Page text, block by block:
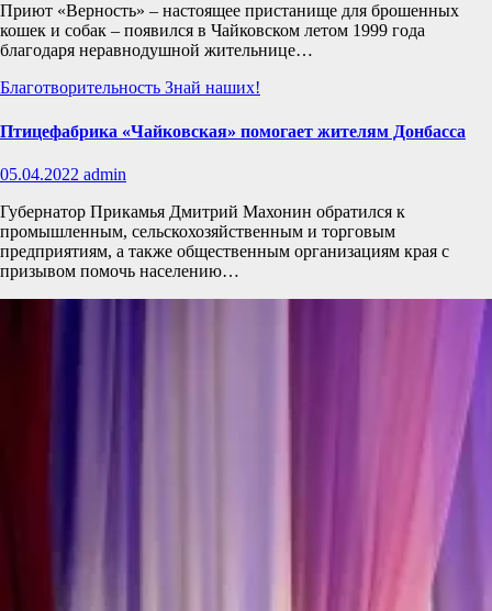
Приют «Верность» – настоящее пристанище для брошенных
кошек и собак – появился в Чайковском летом 1999 года
благодаря неравнодушной жительнице…
Благотворительность Знай наших!
Птицефабрика «Чайковская» помогает жителям Донбасса
05.04.2022 admin
Губернатор Прикамья Дмитрий Махонин обратился к
промышленным, сельскохозяйственным и торговым
предприятиям, а также общественным организациям края с
призывом помочь населению…